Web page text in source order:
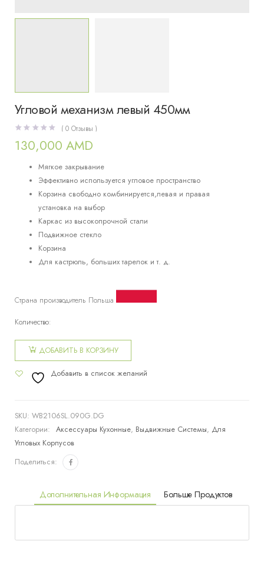
Угловой механизм левый 450мм
(0 Отзывы )
130,000 AMD
Мягкое закрывание
Эффективно используется угловое пространство
Корзина свободно комбинируется,левая и правая
установка на выбор
Каркас из высокопрочной стали
Подвижное стекло
Корзина
Для кастрюль, больших тарелок и т. д.
Страна производитель Польша
Количество:
товара
Угловой
механизм
ДОБАВИТЬ В КОРЗИНУ
Добавить в список желаний
SKU: WB2106SL.090G.DG
Категории:
Аксессуары Кухонные, Выдвижные Системы, Для
Угловых Корпусов
Поделиться:
Дополнительная Информация Больше Продуктов